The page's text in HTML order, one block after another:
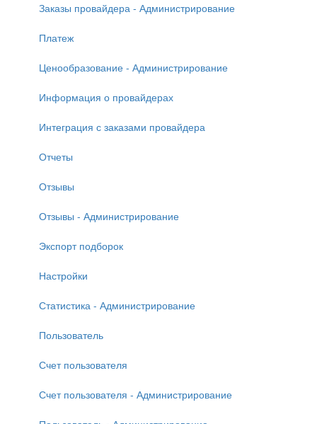
Заказы провайдера - Администрирование
Платеж
Ценообразование - Администрирование
Информация о провайдерах
Интеграция с заказами провайдера
Отчеты
Отзывы
Отзывы - Администрирование
Экспорт подборок
Настройки
Статистика - Администрирование
Пользователь
Счет пользователя
Счет пользователя - Администрирование